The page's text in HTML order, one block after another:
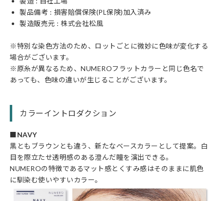
製品備考 : 損害賠償保険(PL保険)加入済み
製造販売元 : 株式会社松風
※特別な染色方法のため、ロットごとに微妙に色味が変化する
場合がございます。
※原糸が異なるため、NUMEROフラットカラーと同じ色名で
あっても、色味の違いが生じることがございます。
カラーイントロダクション
■NAVY
黒ともブラウンとも違う、新たなベースカラーとして提案。白
目を際立たせ透明感のある澄んだ瞳を演出できる。
NUMEROの特徴であるマット感とくすみ感はそのままに肌色
に馴染む使いやすいカラー。